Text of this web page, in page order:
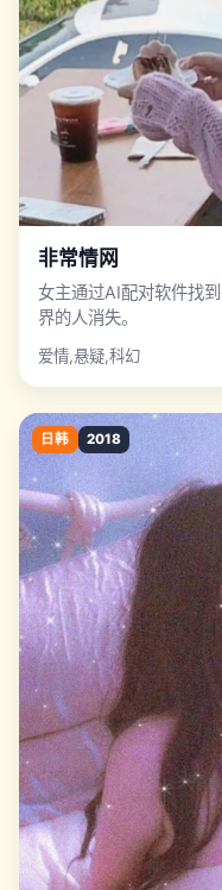
非常情网
女主通过AI配对软件找
界的人消失。
爱情,悬疑,科幻
日韩 2018